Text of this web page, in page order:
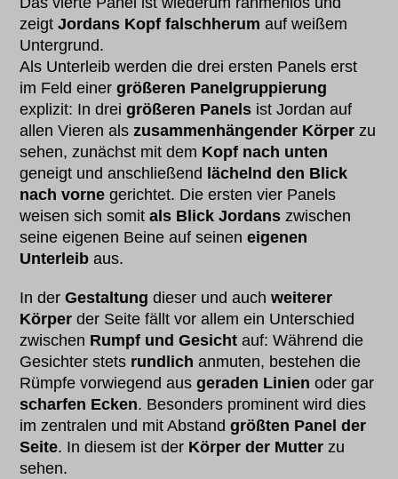
zeigtJordans Kopf falschherum auf weißem
Untergrund.
Als Unterleib werden die drei ersten Panels erst
im Feld einergrößeren Panelgruppierung
explizit: In dreigrößeren Panels ist Jordan auf
allen Vieren alszusammenhängender Körper zu
sehen, zunächst mit dem Kopf nach unten
geneigt und anschließend lächelnd den Blick
nach vornegerichtet. Die ersten vier Panels
weisen sich somitals Blick Jordans zwischen
seine eigenen Beine auf seineneigenen
Unterleib aus.
In derGestaltung dieser und auchweiterer
Körper der Seite fällt vor allem ein Unterschied
zwischen Rumpf und Gesicht auf: Während die
Gesichter stets rundlich anmuten, bestehen die
Rümpfe vorwiegend ausgeraden Linien oder gar
scharfen Ecken. Besonders prominent wird dies
im zentralen und mit Abstandgrößten Panel der
Seite. In diesem ist der Körper der Mutter zu
sehen.